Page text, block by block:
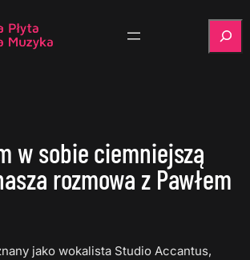
w sobie ciemniejszą
rozmowa z Pawłem
jako wokalista Studio Accantus,